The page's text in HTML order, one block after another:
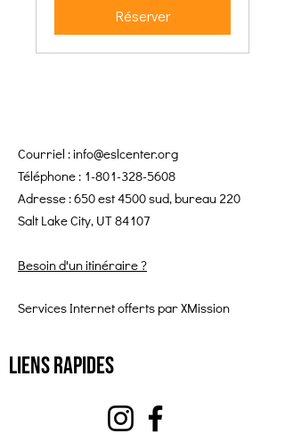
Réserver
Courriel :info@eslcenter.org
Téléphone : 1-801-328-5608
Adresse : 650 est 4500 sud, bureau 220
Salt Lake City, UT 84107
Besoin d'un itinéraire ?
Services Internet offerts par XMission
Liens rapides